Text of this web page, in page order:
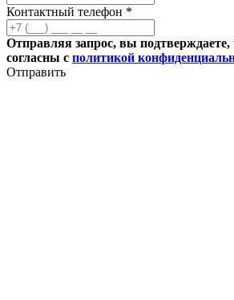
Контактный телефон *
Отправляя запрос, вы
согласны с политикой
Отправить